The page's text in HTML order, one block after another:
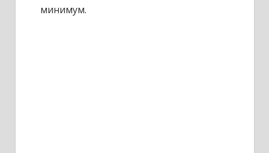
минимум.